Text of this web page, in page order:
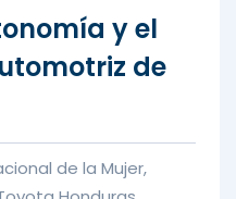
y el
de
de la Mujer,